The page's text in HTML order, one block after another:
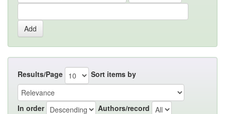
Results/Page Sort items by
In order Authors/record